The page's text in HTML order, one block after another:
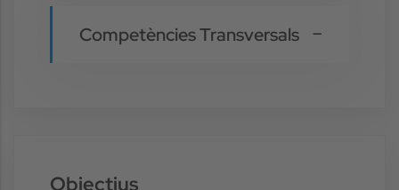
Competències Transversals
Objectius